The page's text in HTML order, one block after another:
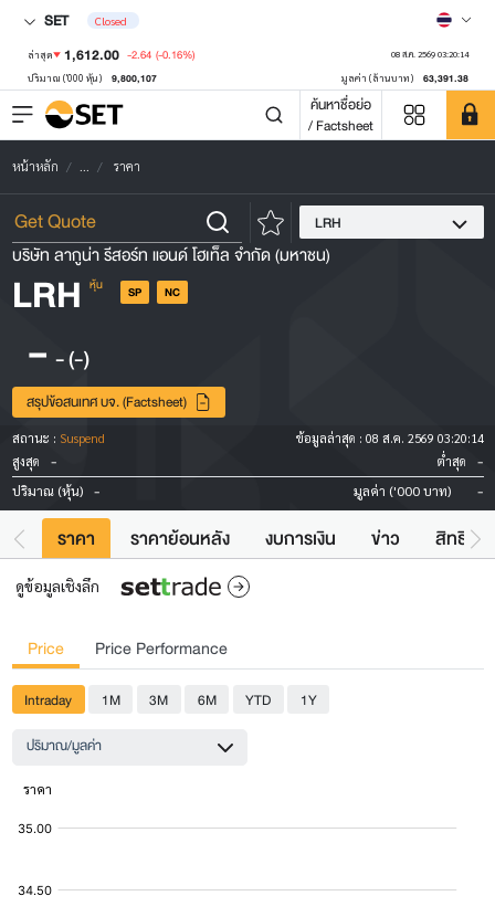
SET Closed
ล่าสุด 1,612.00 -2.64 (-0.16%) 08 ส.ค. 2569 03:20:14
ปริมาณ ('000 หุ้น) 9,800,107 มูลค่า (ล้านบาท) 63,391.38
ค้นหาชื่อย่อ
/ Factsheet
หน้าหลัก ... ราคา
LRH
บริษัท ลากูน่า รีสอร์ท แอนด์ โฮเท็ล จำกัด (มหาชน)
LRH หุ้น SP NC
- -(-)
สรุปข้อสนเทศ บจ. (Factsheet)
สถานะ : Suspend ข้อมูลล่าสุด : 08 ส.ค. 2569 03:20:14
สูงสุด
- ต่ำสุด -
ปริมาณ (หุ้น) - มูลค่า ('000 บาท) -
ราคา ราคาย้อนหลัง งบการเงิน ข่าว สิทธิปร
ดูข้อมูลเชิงลึก
Price Price Performance
Intraday 1M 3M 6M YTD
1Y
ปริมาณ/มูลค่า